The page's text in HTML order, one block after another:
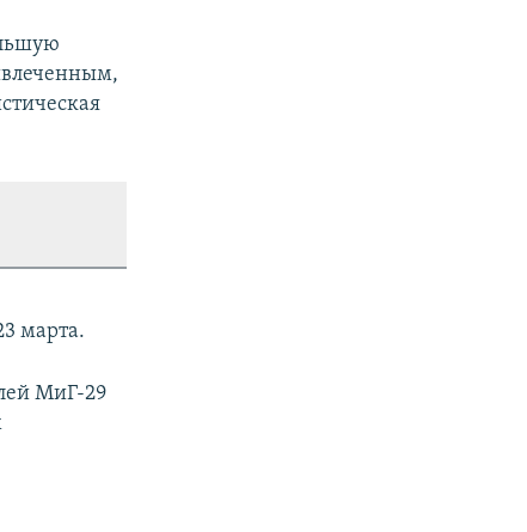
марта.
МиГ-29